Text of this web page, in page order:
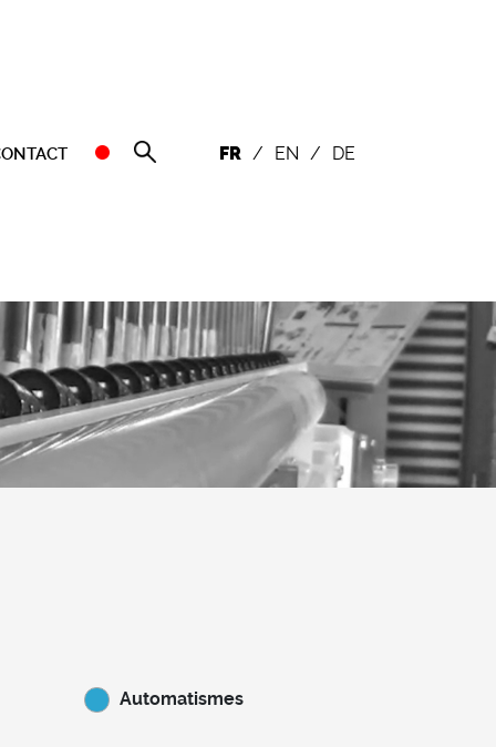
FR / EN / DE
Automatismes